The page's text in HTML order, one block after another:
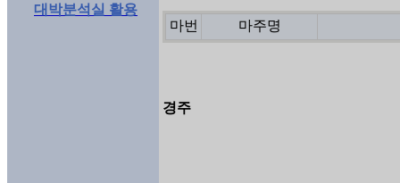
대박분석실 활용
마번 마주명
경주